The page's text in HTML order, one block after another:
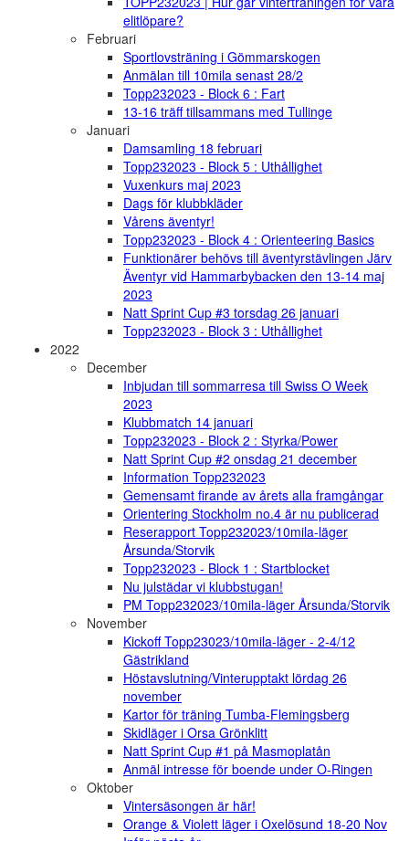
elitlöpare?
Februari
Sportlovsträning i Gömmarskogen
Anmälan till 10mila senast 28/2
Topp232023 - Block 6 : Fart
13-16 träff tillsammans med Tullinge
Januari
Damsamling 18 februari
Topp232023 - Block 5 : Uthållighet
Vuxenkurs maj 2023
Dags för klubbkläder
Vårens äventyr!
Topp232023 - Block 4 : Orienteering Basics
Funktionärer behövs till äventyrstävlingen Järv
Äventyr vid Hammarbybacken den 13-14 maj
2023
Natt Sprint Cup #3 torsdag 26 januari
Topp232023 - Block 3 : Uthållighet
2022
December
Inbjudan till sommarresa till Swiss O Week
2023
Klubbmatch 14 januari
Topp232023 - Block 2 : Styrka/Power
Natt Sprint Cup #2 onsdag 21 december
Information Topp232023
Gemensamt firande av årets alla framgångar
Orientering Stockholm no.4 är nu publicerad
Reserapport Topp232023/10mila-läger
Årsunda/Storvik
Topp232023 - Block 1 : Startblocket
Nu julstädar vi klubbstugan!
PM Topp232023/10mila-läger Årsunda/Storvik
November
Kickoff Topp23023/10mila-läger - 2-4/12
Gästrikland
Höstavslutning/Vinterupptakt lördag 26
november
Kartor för träning Tumba-Flemingsberg
Skidläger i Orsa Grönklitt
Natt Sprint Cup #1 på Masmoplatån
Anmäl intresse för boende under O-Ringen
Oktober
Vintersäsongen är här!
Orange & Violett läger i Oxelösund 18-20 Nov